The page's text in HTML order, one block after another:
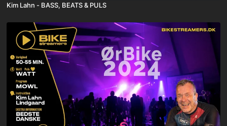
Kim Lahn - BASS, BEATS & PULS